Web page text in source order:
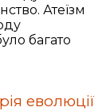
Атеїзм
багато
еволюції